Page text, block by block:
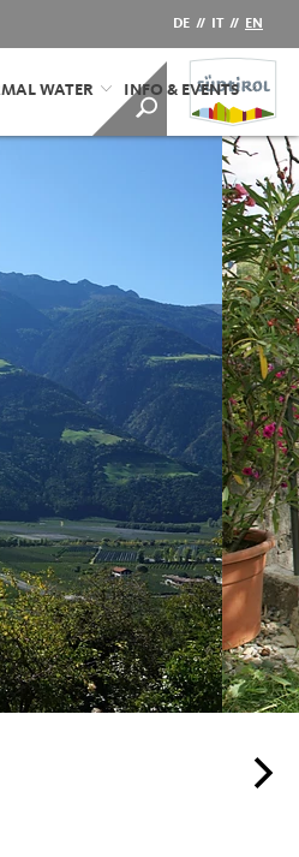
DE // IT // EN
WATER INFO & EVENTS